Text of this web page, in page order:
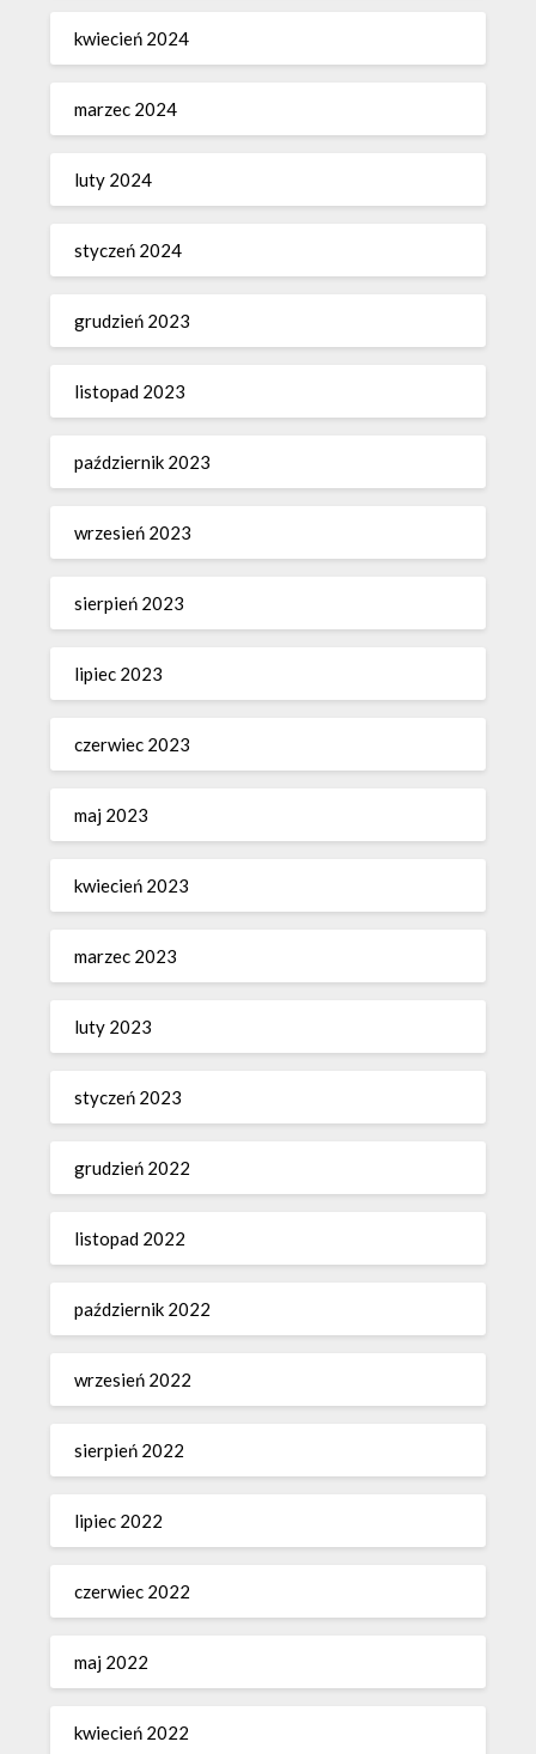
kwiecień 2024
marzec 2024
luty 2024
styczeń 2024
grudzień 2023
listopad 2023
październik 2023
wrzesień 2023
sierpień 2023
lipiec 2023
czerwiec 2023
maj 2023
kwiecień 2023
marzec 2023
luty 2023
styczeń 2023
grudzień 2022
listopad 2022
październik 2022
wrzesień 2022
sierpień 2022
lipiec 2022
czerwiec 2022
maj 2022
kwiecień 2022